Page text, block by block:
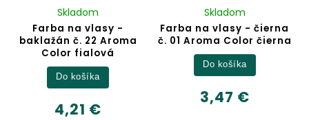
Farba na vlasy -
baklažán č. 22 Aroma
Color fialová
Skladom
4,21 €
Do košíka
Farba na vlasy - čierna
č. 01 Aroma Color čierna
Skladom
3,47 €
Do košíka